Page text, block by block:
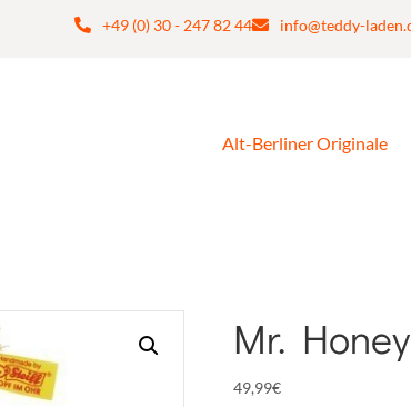
+49 (0) 30 - 247 82 44 info@teddy-
Alt-Berliner Originale
Mr. Honey
49,99€